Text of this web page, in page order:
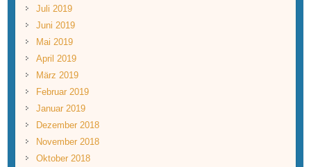
Juli 2019
Juni 2019
Mai 2019
April 2019
März 2019
Februar 2019
Januar 2019
Dezember 2018
November 2018
Oktober 2018